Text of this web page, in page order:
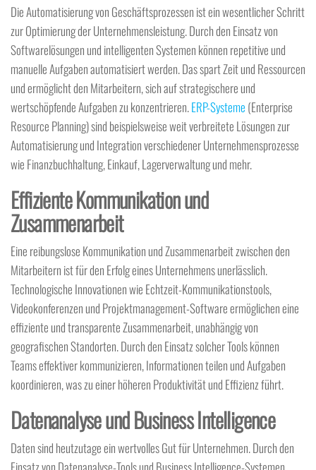
Die Automatisierung von Geschäftsprozessen ist ein wesentlicher Schritt
zur Optimierung der Unternehmensleistung. Durch den Einsatz von
Softwarelösungen und intelligenten Systemen können repetitive und
manuelle Aufgaben automatisiert werden. Das spart Zeit und Ressourcen
und ermöglicht den Mitarbeitern, sich auf strategischere und
wertschöpfende Aufgaben zu konzentrieren.ERP-Systeme (Enterprise
Resource Planning) sind beispielsweise weit verbreitete Lösungen zur
Automatisierung und Integration verschiedener Unternehmensprozesse
wie Finanzbuchhaltung, Einkauf, Lagerverwaltung und mehr.
Effiziente Kommunikation und
Zusammenarbeit
Eine reibungslose Kommunikation und Zusammenarbeit zwischen den
Mitarbeitern ist für den Erfolg eines Unternehmens unerlässlich.
Technologische Innovationen wie Echtzeit-Kommunikationstools,
Videokonferenzen und Projektmanagement-Software ermöglichen eine
effiziente und transparente Zusammenarbeit, unabhängig von
geografischen Standorten. Durch den Einsatz solcher Tools können
Teams effektiver kommunizieren, Informationen teilen und Aufgaben
koordinieren, was zu einer höheren Produktivität und Effizienz führt.
Datenanalyse und Business Intelligence
Daten sind heutzutage ein wertvolles Gut für Unternehmen. Durch den